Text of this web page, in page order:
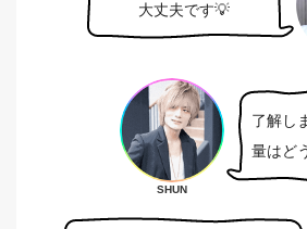
大丈夫です💡
SHUN
了解し
量はど